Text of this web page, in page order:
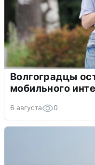
Волгоградцы
мобильного
6 августа 0